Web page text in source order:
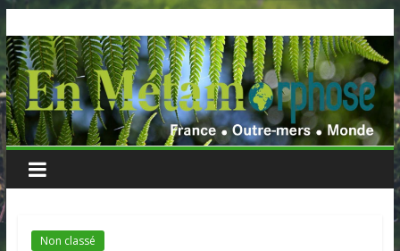
to
content
Non classé